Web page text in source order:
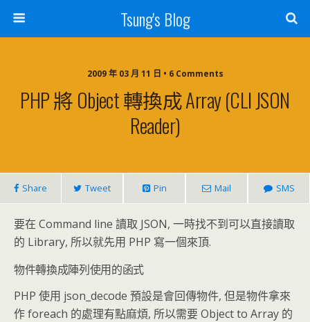
Tsung's Blog
2009 年 03 月 11 日 • 6 Comments
PHP 將 Object 轉換成 Array (CLI JSON
Reader)
Share Tweet Pin Mail SMS
要在 Command line 讀取 JSON, 一時找不到可以直接讀取
的 Library, 所以就先用 PHP 寫一個來頂.
物件轉換成陣列使用的函式
PHP 使用 json_decode 預設是會回傳物件, 但是物件拿來
作 foreach 的處理有點麻煩, 所以需要 Object to Array 的